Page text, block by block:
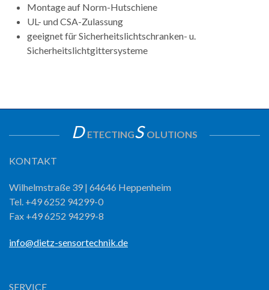
Montage auf Norm-Hutschiene
UL- und CSA-Zulassung
geeignet für Sicherheitslichtschranken- u.
Sicherheitslichtgittersysteme
D ETECTINGS OLUTIONS
KONTAKT
Wilhelmstraße 39 | 64646 Heppenheim
Tel. +49 6252 94299-0
Fax +49 6252 94299-8
info@dietz-sensortechnik.de
SERVICE